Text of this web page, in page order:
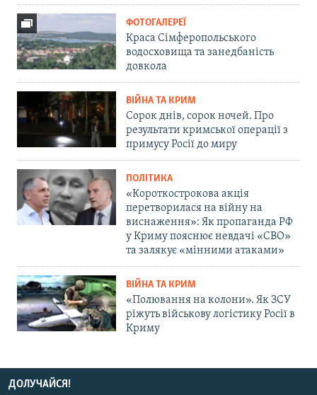
ФОТОГАЛЕРЕЇ
Краса Сімферопольського
водосховища та занедбаність
довкола
ВІЙНА ТА КРИМ
Сорок днів, сорок ночей. Про
результати кримської операції з
примусу Росії до миру
ПОЛІТИКА
«Короткострокова акція
перетворилася на війну на
виснаження»: Як пропаганда РФ
у Криму пояснює невдачі «СВО»
та залякує «мінними атаками»
ВІЙНА ТА КРИМ
«Полювання на колони». Як ЗСУ
ріжуть військову логістику Росії в
Криму
ДОЛУЧАЙСЯ!